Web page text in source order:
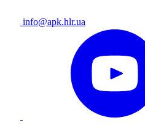
info@apk.hlr.ua